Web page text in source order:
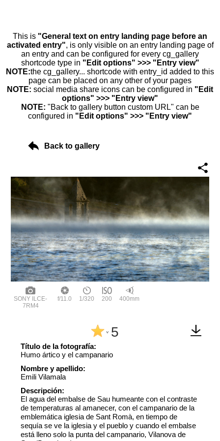
This is "General text on entry landing page before an
activated entry", is only visible on an entry landing page of
an entry and can be configured for every cg_gallery
shortcode type in "Edit options" >>> "Entry view"
NOTE:the cg_gallery... shortcode with entry_id added to this
page can be placed on any other of your pages
NOTE: social media share icons can be configured in "Edit
options" >>> "Entry view"
NOTE: "Back to gallery button custom URL" can be
configured in "Edit options" >>> "Entry view"
Back to gallery
SONY ILCE-
7RM4
f/11.0 1/320 200 400mm
^ 5
Título de la fotografía:
Humo ártico y el campanario
Nombre y apellido:
Emili Vilamala
Descripción:
El agua del embalse de Sau humeante con el contraste
de temperaturas al amanecer, con el campanario de la
emblemática iglesia de Sant Romà, en tiempo de
sequía se ve la iglesia y el pueblo y cuando el embalse
está lleno solo la punta del campanario, Vilanova de